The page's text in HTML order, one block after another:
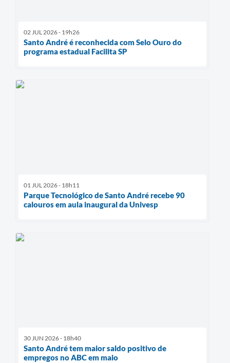
02 JUL 2026 - 19h26
Santo André é reconhecida com Selo Ouro do
programa estadual Facilita SP
01 JUL 2026 - 18h11
Parque Tecnológico de Santo André recebe 90
calouros em aula inaugural da Univesp
30 JUN 2026 - 18h40
Santo André tem maior saldo positivo de
empregos no ABC em maio